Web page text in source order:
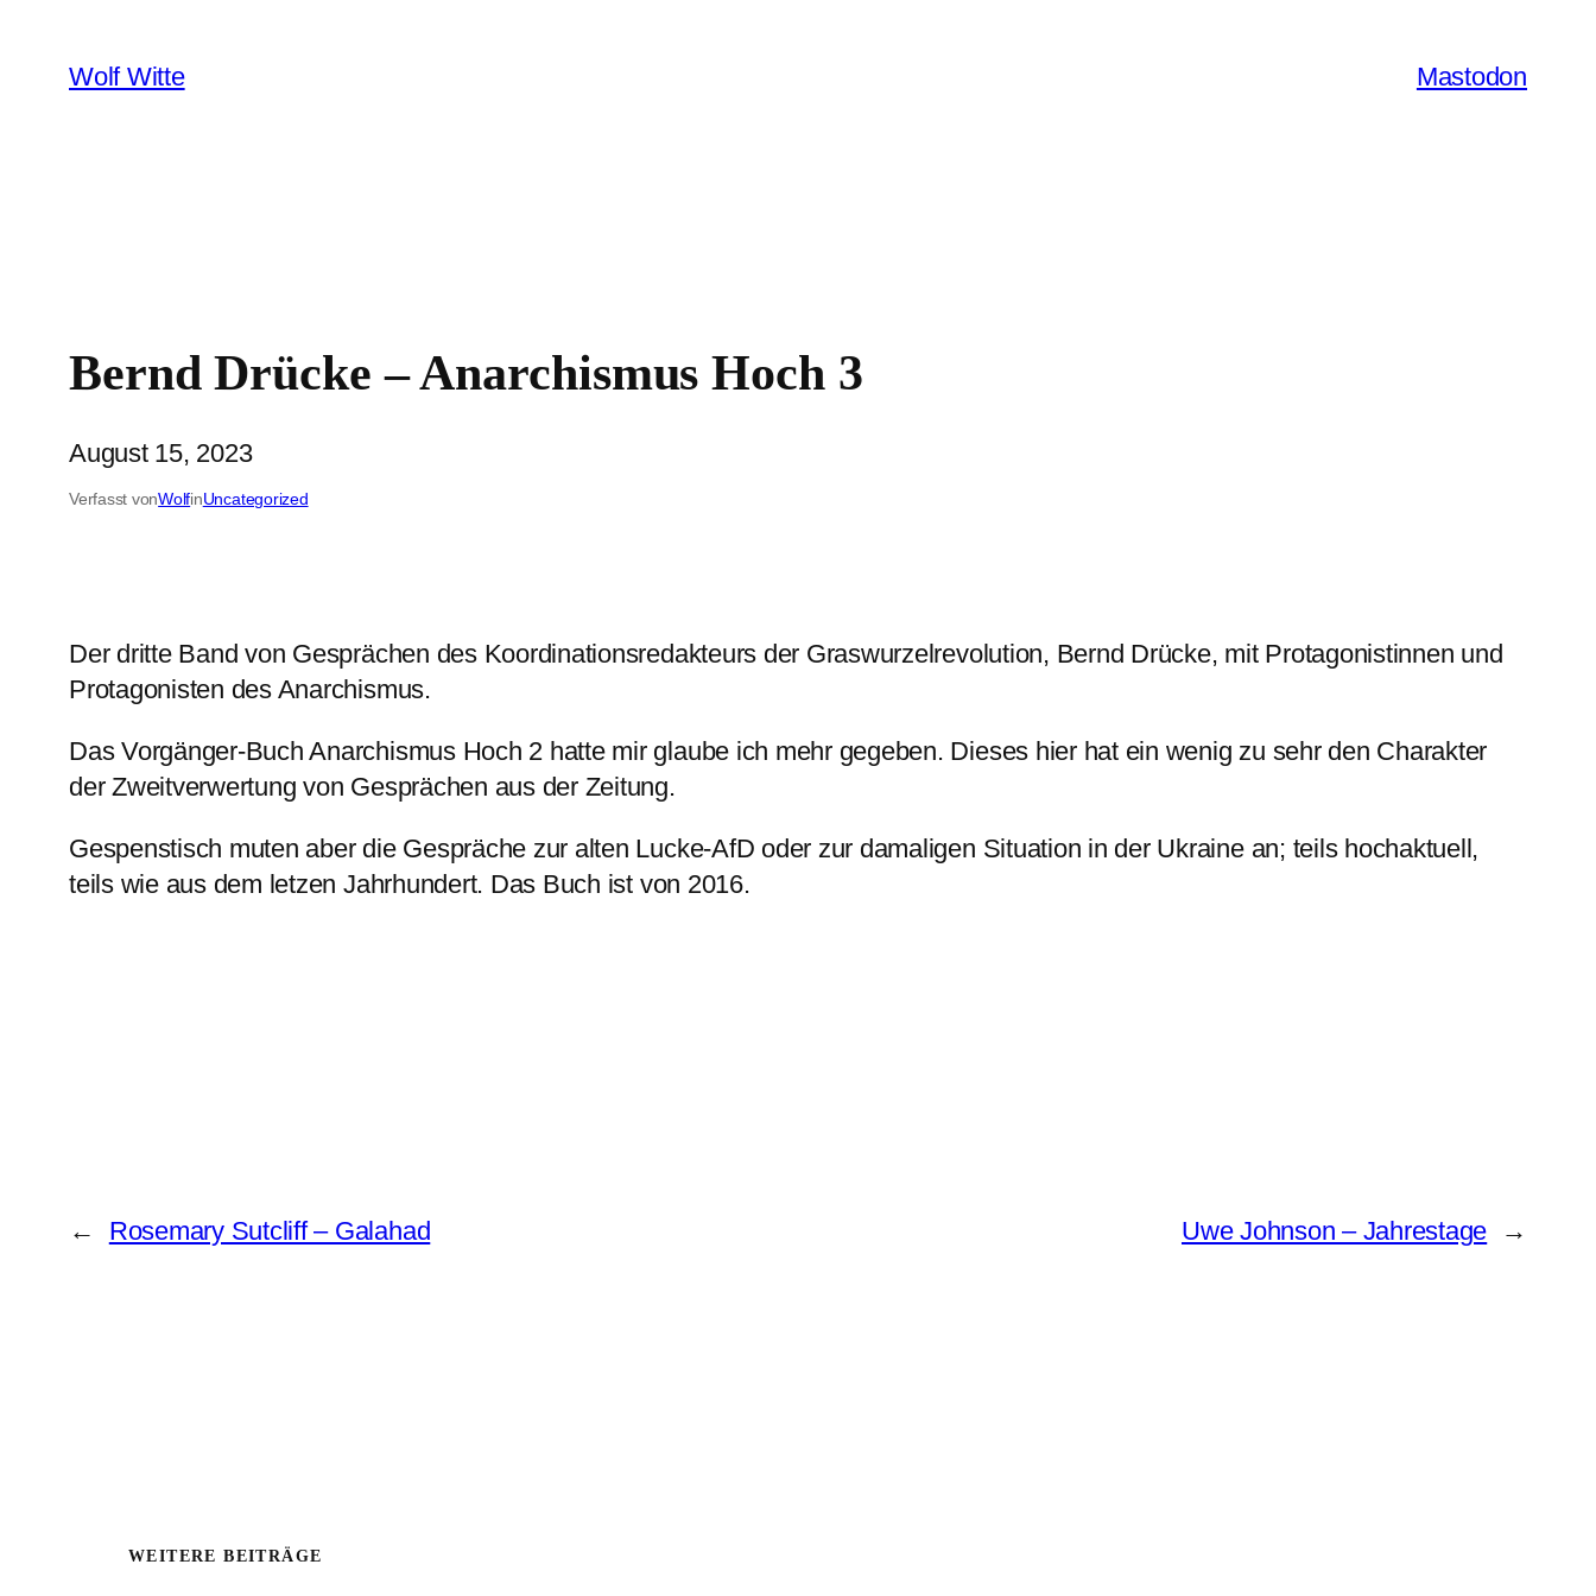
Inhalt
springen
Wolf Witte Mastodon
Bernd Drücke – Anarchismus Hoch 3
August 15, 2023
Verfasst vonWolfinUncategorized
Der dritte Band von Gesprächen des Koordinationsredakteurs der Graswurzelrevolution, Bernd Drücke, mit Protagonistinnen und
Protagonisten des Anarchismus.
Das Vorgänger-Buch Anarchismus Hoch 2 hatte mir glaube ich mehr gegeben. Dieses hier hat ein wenig zu sehr den Charakter
der Zweitverwertung von Gesprächen aus der Zeitung.
Gespenstisch muten aber die Gespräche zur alten Lucke-AfD oder zur damaligen Situation in der Ukraine an; teils hochaktuell,
teils wie aus dem letzen Jahrhundert. Das Buch ist von 2016.
← Rosemary Sutcliff – Galahad Uwe Johnson – Jahrestage →
WEITERE BEITRÄGE